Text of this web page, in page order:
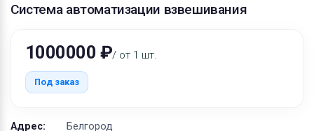
Система автоматизации взвешивания
1000000 ₽/ от 1 шт.
Под заказ
Адрес:
Белгород
Материалы